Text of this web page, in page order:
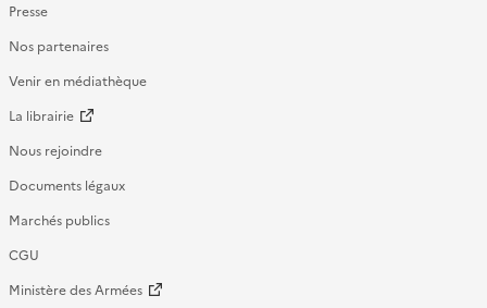
Presse
Nos partenaires
Venir en médiathèque
La librairie
Nous rejoindre
Documents légaux
Marchés publics
CGU
Ministère des Armées